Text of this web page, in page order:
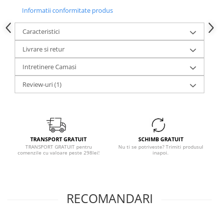
Informatii conformitate produs
Caracteristici
Livrare si retur
Intretinere Camasi
Review-uri(1)
TRANSPORT GRATUIT
TRANSPORT GRATUIT pentru
comenzile cu valoare peste 298lei!
SCHIMB GRATUIT
Nu ti se potriveste? Trimiti produsul
inapoi.
RECOMANDARI